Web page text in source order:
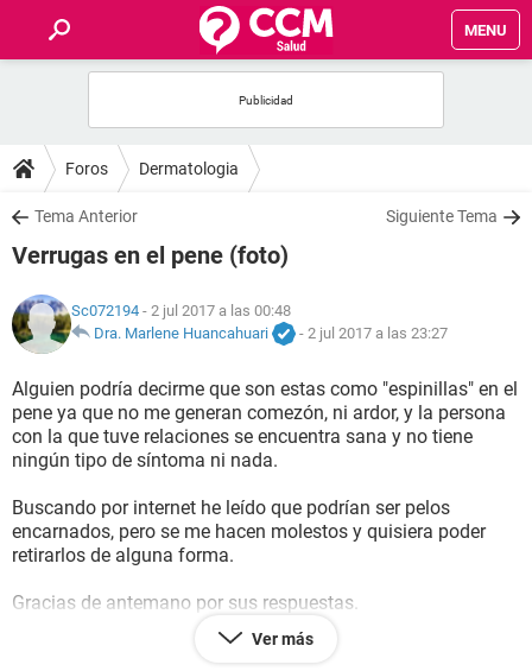
MENU
FOROS
SALUD
FAMILIA
NUTRICIÓN
BIENESTAR
SEXUALIDAD
GLOSARIO
Foros Dermatologia
Tema Anterior Siguiente Tema
Verrugas en el pene (foto)
Sc072194 - 2 jul 2017 a las 00:48
Dra. Marlene Huancahuari
- 2 jul 2017 a las 23:27
Alguien podría decirme que son estas como "espinillas" en el
pene ya que no me generan comezón, ni ardor, y la persona
con la que tuve relaciones se encuentra sana y no tiene
ningún tipo de síntoma ni nada.
Buscando por internet he leído que podrían ser pelos
encarnados, pero se me hacen molestos y quisiera poder
retirarlos de alguna forma.
Gracias de antemano por sus respuestas.
P.D: lo rojo es por estarme molestando las verrugas esas
Ver más